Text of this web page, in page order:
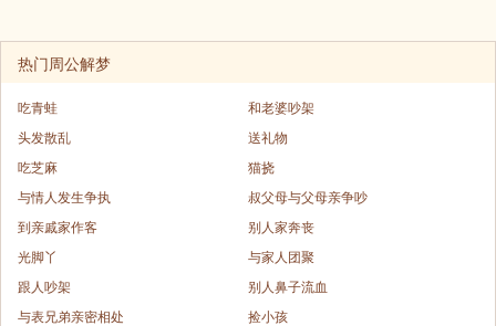
热门周公解梦
吃青蛙
和老婆吵架
头发散乱
送礼物
吃芝麻
猫挠
与情人发生争执
叔父母与父母亲争吵
到亲戚家作客
别人家奔丧
光脚丫
与家人团聚
跟人吵架
别人鼻子流血
与表兄弟亲密相处
捡小孩